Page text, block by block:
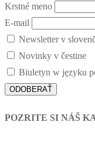
Krstné meno
E-mail
Newsletter v
Novinky v čestine
Biuletyn w języku
POZRITE SI NÁŠ